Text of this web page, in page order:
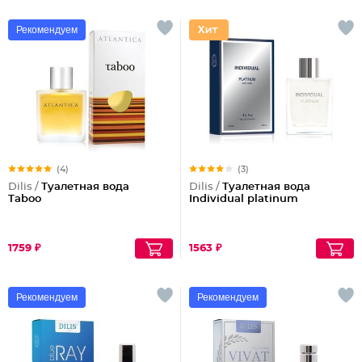
Рекомендуем
(4)
Dilis / Туалетная вода
Taboo
1759 ₽
(3)
Dilis / Туалетная вода
Individual platinum
1563 ₽
Рекомендуем Рекомендуем